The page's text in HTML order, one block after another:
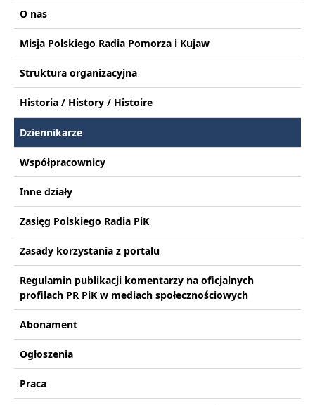
O nas
Misja Polskiego Radia Pomorza i Kujaw
Struktura organizacyjna
Historia / History / Histoire
Dziennikarze
Współpracownicy
Inne działy
Zasięg Polskiego Radia PiK
Zasady korzystania z portalu
Regulamin publikacji komentarzy na oficjalnych
profilach PR PiK w mediach społecznościowych
Abonament
Ogłoszenia
Praca